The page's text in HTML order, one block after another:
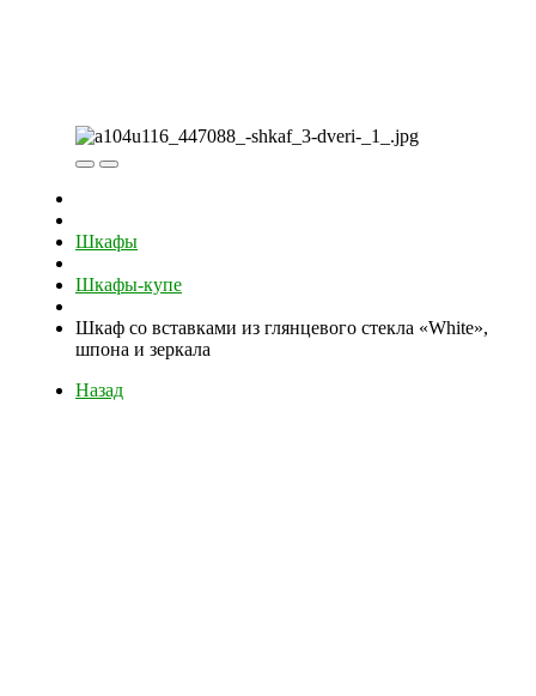
Шкафы
Шкафы-купе
Шкаф со вставками из глянцевого стекла «White»,
шпона и зеркала
Назад